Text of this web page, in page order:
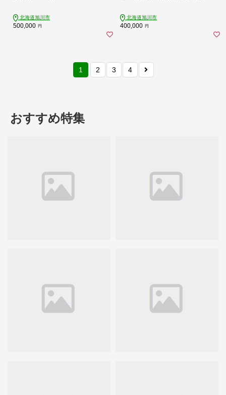
北海道旭川市
500,000 円
北海道旭川市
400,000 円
1 2 3 4
おすすめ特集